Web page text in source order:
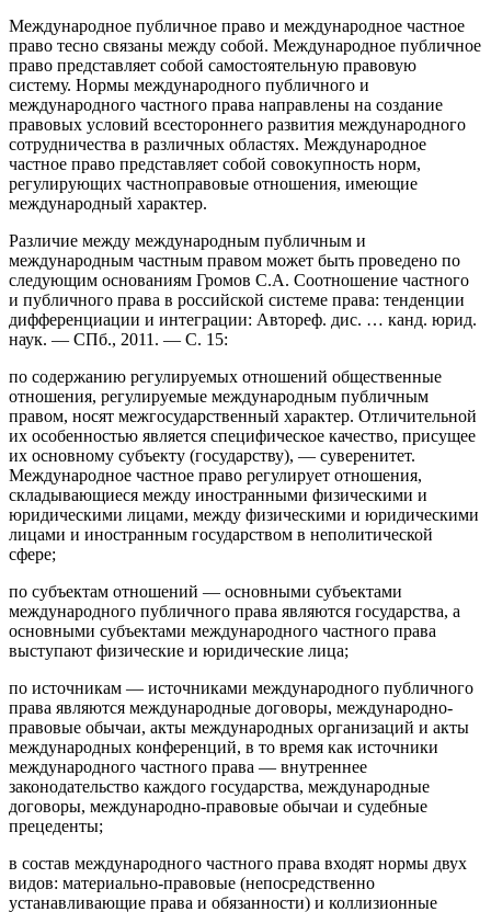
Международное публичное право и международное частное
право тесно связаны между собой. Международное публичное
право представляет собой самостоятельную правовую
систему. Нормы международного публичного и
международного частного права направлены на создание
правовых условий всестороннего развития международного
сотрудничества в различных областях. Международное
частное право представляет собой совокупность норм,
регулирующих частноправовые отношения, имеющие
международный характер.
Различие между международным публичным и
международным частным правом может быть проведено по
следующим основаниям Громов С.А. Соотношение частного
и публичного права в российской системе права: тенденции
дифференциации и интеграции: Автореф. дис. … канд. юрид.
наук. — СПб., 2011. — С. 15:
по содержанию регулируемых отношений общественные
отношения, регулируемые международным публичным
правом, носят межгосударственный характер. Отличительной
их особенностью является специфическое качество, присущее
их основному субъекту (государству), — суверенитет.
Международное частное право регулирует отношения,
складывающиеся между иностранными физическими и
юридическими лицами, между физическими и юридическими
лицами и иностранным государством в неполитической
сфере;
по субъектам отношений — основными субъектами
международного публичного права являются государства, а
основными субъектами международного частного права
выступают физические и юридические лица;
по источникам — источниками международного публичного
права являются международные договоры, международно-
правовые обычаи, акты международных организаций и акты
международных конференций, в то время как источники
международного частного права — внутреннее
законодательство каждого государства, международные
договоры, международно-правовые обычаи и судебные
прецеденты;
в состав международного частного права входят нормы двух
видов: материально-правовые (непосредственно
устанавливающие права и обязанности) и коллизионные